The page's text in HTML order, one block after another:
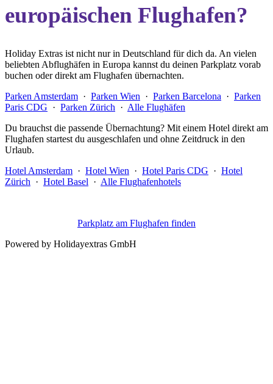
europäischen Flughafen?
Holiday Extras ist nicht nur in Deutschland für dich da. An vielen
beliebten Abflughäfen in Europa kannst du deinen Parkplatz vorab
buchen oder direkt am Flughafen übernachten.
Parken Amsterdam · Parken Wien · Parken Barcelona · Parken
Paris CDG · Parken Zürich · Alle Flughäfen
Du brauchst die passende Übernachtung? Mit einem Hotel direkt am
Flughafen startest du ausgeschlafen und ohne Zeitdruck in den
Urlaub.
Hotel Amsterdam · Hotel Wien · Hotel Paris CDG · Hotel
Zürich · Hotel Basel · Alle Flughafenhotels
Parkplatz am Flughafen finden
Powered by Holidayextras GmbH